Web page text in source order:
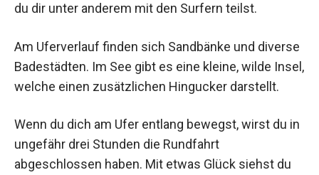
du dir unter anderem mit den Surfern teilst.
Am Uferverlauf finden sich Sandbänke und diverse
Badestädten. Im See gibt es eine kleine, wilde Insel,
welche einen zusätzlichen Hingucker darstellt.
Wenn du dich am Ufer entlang bewegst, wirst du in
ungefähr drei Stunden die Rundfahrt
abgeschlossen haben. Mit etwas Glück siehst du